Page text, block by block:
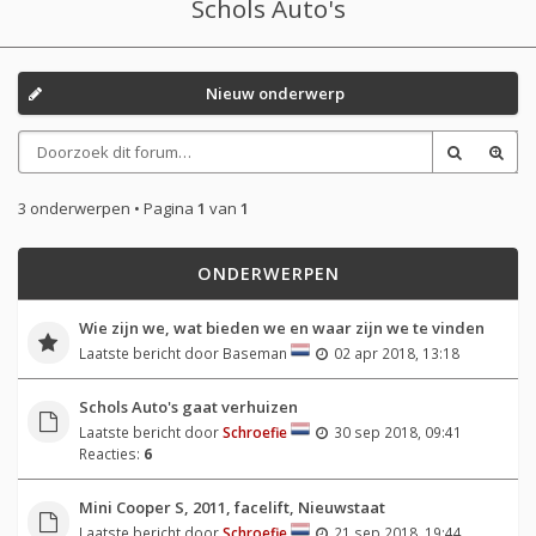
Schols Auto's
Nieuw onderwerp
3 onderwerpen • Pagina 1 van 1
ONDERWERPEN
Wie zijn we, wat bieden we en waar zijn we te vinden
Laatste bericht door Baseman 02 apr 2018, 13:18
Schols Auto's gaat verhuizen
Laatste bericht doorSchroefie
30 sep 2018, 09:41
Reacties: 6
Mini Cooper S, 2011, facelift, Nieuwstaat
Laatste bericht doorSchroefie 21 sep 2018, 19:44